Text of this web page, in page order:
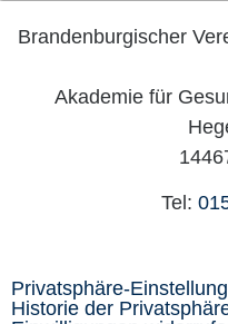
Brandenburgischer
Akademie für
Tel:
Privatsphäre-
Historie der